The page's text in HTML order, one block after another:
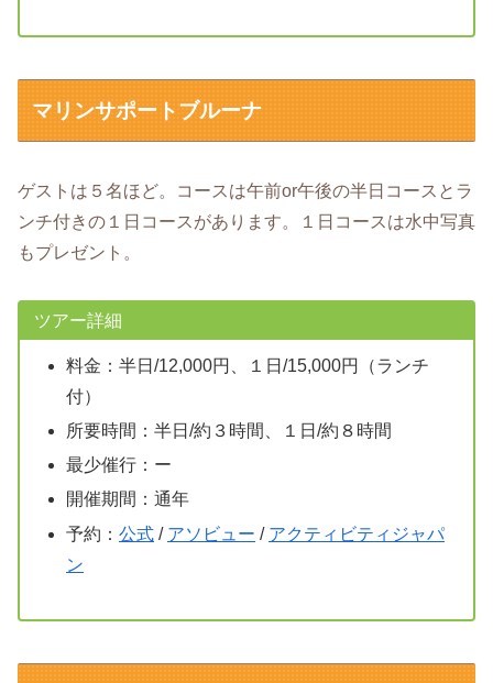
マリンサポートブルーナ
ゲストは５名ほど。コースは午前or午後の半日コースとラ
ンチ付きの１日コースがあります。１日コースは水中写真
もプレゼント。
ツアー詳細
料金：半日/12,000円、１日/15,000円（ランチ
付）
所要時間：半日/約３時間、１日/約８時間
最少催行：ー
開催期間：通年
予約： 公式/ アソビュー / アクティビティジャパ
ン